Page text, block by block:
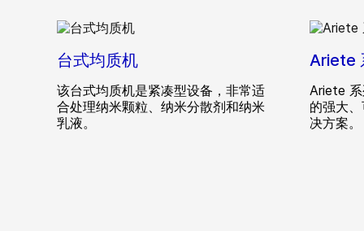
台式均质机
该台式均质机是紧凑型设备，非常适
合处理纳米颗粒、纳米分散剂和纳米
乳液。
Ariete
Ariete
的强大
决方案。